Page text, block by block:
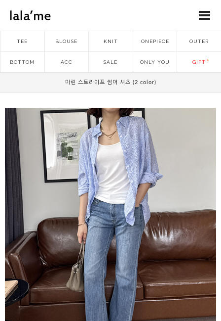
TEE BLOUSE KNIT ONEPIECE OUTER
BOTTOM ACC SALE ONLY YOU GIFT
마린 스트라이프 썸머 셔츠 (2 color)